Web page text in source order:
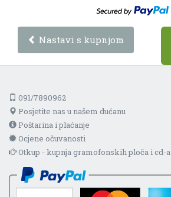
Nastavi s kupnjom
091/7890962
Posjetite nas u našem dućanu
Poštarina i plaćanje
Ocjene očuvanosti
Otkup - kupnja gramofonskih ploča i cd-a